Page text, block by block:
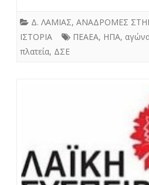
Δ. ΛΑΜΙΑΣ, ΑΝΑΔΡΟΜΕΣ
ΙΣΤΟΡΙΑ
ΠΕΑΕΑ, ΗΠΑ,
πλατεία, ΔΣΕ